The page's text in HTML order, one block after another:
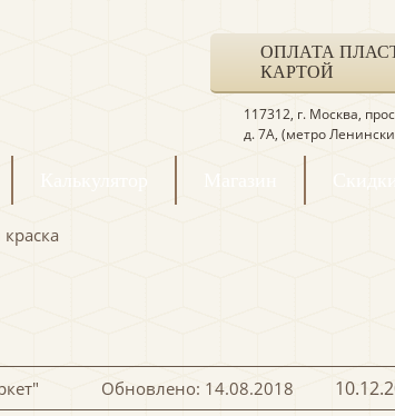
ОПЛАТА
КАРТОЙ
117312, г. Москва,
д. 7А, (метро
Калькулятор Магазин Скидки
Обновлено: 14.08.2018